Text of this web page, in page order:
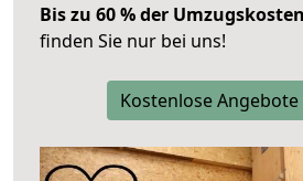
Bis zu 60 % der
finden Sie nur bei uns!
Kostenlose